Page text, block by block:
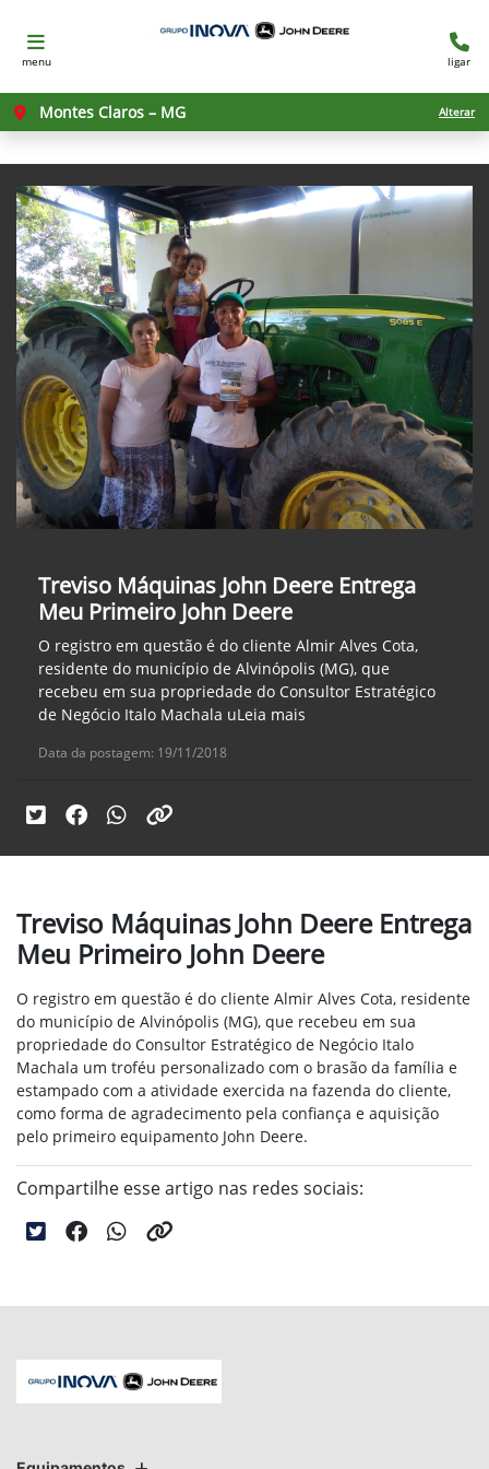
menu ligar
Montes Claros – MG Alterar
Treviso Máquinas John Deere Entrega
Meu Primeiro John Deere
O registro em questão é do cliente Almir Alves Cota,
residente do município de Alvinópolis (MG), que
recebeu em sua propriedade do Consultor Estratégico
de Negócio Italo Machala uLeia mais
Data da postagem: 19/11/2018
Treviso Máquinas John Deere Entrega
Meu Primeiro John Deere
O registro em questão é do cliente Almir Alves Cota, residente
do município de Alvinópolis (MG), que recebeu em sua
propriedade do Consultor Estratégico de Negócio Italo
Machala um troféu personalizado com o brasão da família e
estampado com a atividade exercida na fazenda do cliente,
como forma de agradecimento pela confiança e aquisição
pelo primeiro equipamento John Deere.
Compartilhe esse artigo nas redes sociais: